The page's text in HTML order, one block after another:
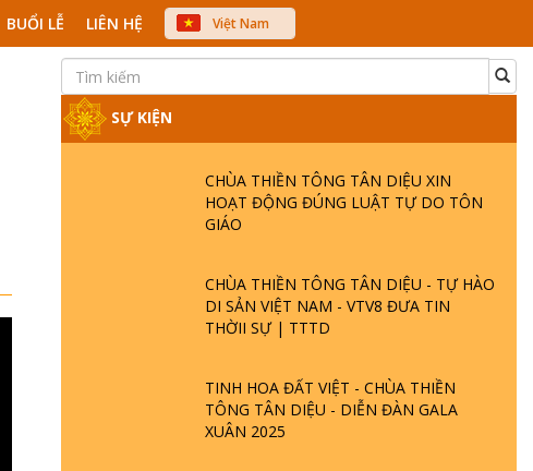
BUỔI LỄ LIÊN HỆ
Việt Nam
中文
SỰ KIỆN
CHÙA THIỀN TÔNG TÂN DIỆU XIN
HOẠT ĐỘNG ĐÚNG LUẬT TỰ DO TÔN
GIÁO
CHÙA THIỀN TÔNG TÂN DIỆU - TỰ HÀO
DI SẢN VIỆT NAM - VTV8 ĐƯA TIN
THỜII SỰ | TTTD
TINH HOA ĐẤT VIỆT - CHÙA THIỀN
TÔNG TÂN DIỆU - DIỄN ĐÀN GALA
XUÂN 2025